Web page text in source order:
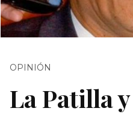
OPINIÓN
La Patilla